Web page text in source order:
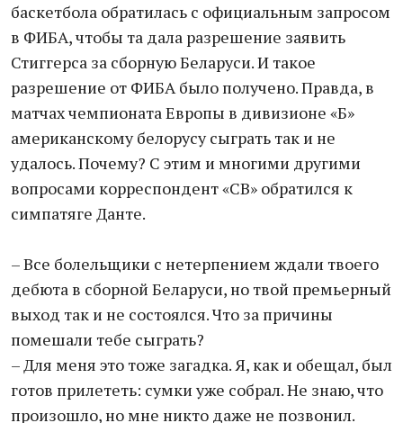
баскетбола обратилась с официальным запросом
в ФИБА, чтобы та дала разрешение заявить
Стиггерса за сборную Беларуси. И такое
разрешение от ФИБА было получено. Правда, в
матчах чемпионата Европы в дивизионе «Б»
американскому белорусу сыграть так и не
удалось. Почему? С этим и многими другими
вопросами корреспондент «СВ» обратился к
симпатяге Данте.
– Все болельщики с нетерпением ждали твоего
дебюта в сборной Беларуси, но твой премьерный
выход так и не состоялся. Что за причины
помешали тебе сыграть?
– Для меня это тоже загадка. Я, как и обещал, был
готов прилететь: сумки уже собрал. Не знаю, что
произошло, но мне никто даже не позвонил.